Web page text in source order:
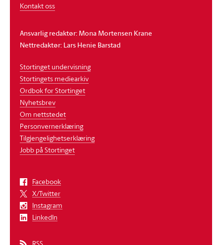
Kontakt oss
Ansvarlig redaktør: Mona Mortensen Krane
Nettredaktør: Lars Henie Barstad
Stortinget undervisning
Stortingets mediearkiv
Ordbok for Stortinget
Nyhetsbrev
Om nettstedet
Personvernerklæring
Tilgjengelighetserklæring
Jobb på Stortinget
Facebook
X/Twitter
Instagram
LinkedIn